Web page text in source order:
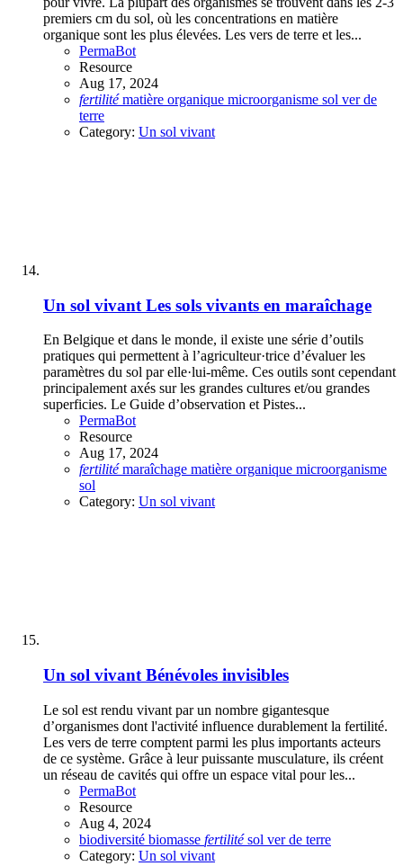
premiers cm du sol, où les concentrations en matière
organique sont les plus élevées. Les vers de terre et les...
PermaBot
Resource
Aug 17, 2024
fertilité matière organique microorganisme sol ver de
terre
Category: Un sol vivant
Un sol vivant Les sols vivants en maraîchage
En Belgique et dans le monde, il existe une série d’outils
pratiques qui permettent à l’agriculteur·trice d’évaluer les
paramètres du sol par elle·lui-même. Ces outils sont cependant
principalement axés sur les grandes cultures et/ou grandes
superficies. Le Guide d’observation et Pistes...
PermaBot
Resource
Aug 17, 2024
fertilité maraîchage matière organique microorganisme
sol
Category: Un sol vivant
Un sol vivant Bénévoles invisibles
Le sol est rendu vivant par un nombre gigantesque
d’organismes dont l'activité influence durablement la fertilité.
Les vers de terre comptent parmi les plus importants acteurs
de ce système. Grâce à leur puissante musculature, ils créent
un réseau de cavités qui offre un espace vital pour les...
PermaBot
Resource
Aug 4, 2024
biodiversité biomasse fertilité sol ver de terre
Category: Un sol vivant